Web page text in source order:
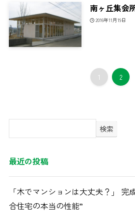
南ヶ丘集会
2016年11月19日
1 2
検索
最近の投稿
「木でマンションは大丈夫？」 完
合住宅の本当の性能”